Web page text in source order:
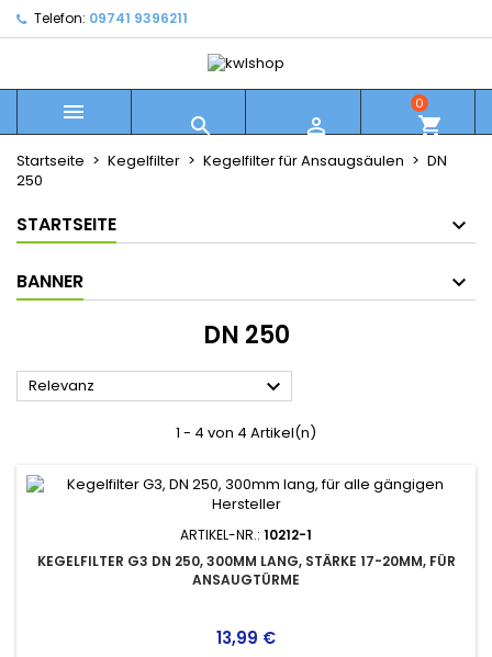
Telefon: 09741 9396211
   shopping_cart
0
Startseite Kegelfilter Kegelfilter für Ansaugsäulen
DN
250
STARTSEITE
BANNER
DN 250
Relevanz 
1 - 4 von 4 Artikel(n)
ARTIKEL-NR.: 10212-1
KEGELFILTER G3 DN 250, 300MM LANG, STÄRKE 17-20MM, FÜR
ANSAUGTÜRME
Preis
13,99 €